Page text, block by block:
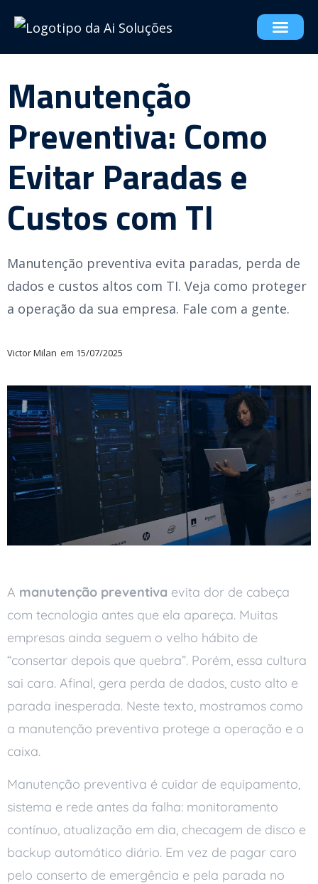
Manutenção
Preventiva: Como
Evitar Paradas e
Custos com TI
Manutenção preventiva evita paradas, perda de
dados e custos altos com TI. Veja como proteger
a operação da sua empresa. Fale com a gente.
Victor Milan em 15/07/2025
A manutenção preventiva evita dor de cabeça
com tecnologia antes que ela apareça. Muitas
empresas ainda seguem o velho hábito de
“consertar depois que quebra”. Porém, essa cultura
sai cara. Afinal, gera perda de dados, custo alto e
parada inesperada. Neste texto, mostramos como
a manutenção preventiva protege a operação e o
caixa.
Manutenção preventiva é cuidar de equipamento,
sistema e rede antes da falha: monitoramento
contínuo, atualização em dia, checagem de disco e
backup automático diário. Em vez de pagar caro
pelo conserto de emergência e pela parada no